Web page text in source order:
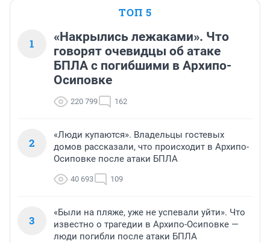
ТОП 5
1
«Накрылись лежаками». Что
говорят очевидцы об атаке
БПЛА с погибшими в Архипо-
Осиповке
220 799 162
2
«Люди купаются». Владельцы гостевых
домов рассказали, что происходит в Архипо-
Осиповке после атаки БПЛА
40 693 109
3
«Были на пляже, уже не успевали уйти». Что
известно о трагедии в Архипо-Осиповке —
люди погибли после атаки БПЛА